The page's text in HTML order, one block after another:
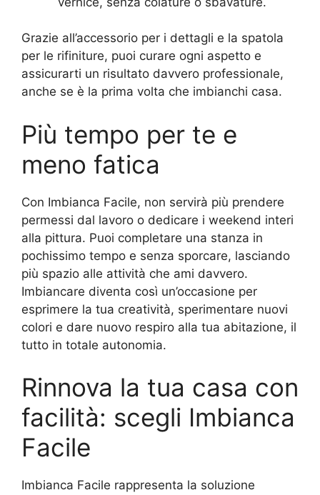
Grazie all’accessorio per i dettagli e la spatola
per le rifiniture, puoi curare ogni aspetto e
assicurarti un risultato davvero professionale,
anche se è la prima volta che imbianchi casa.
Più tempo per te e
meno fatica
Con Imbianca Facile, non servirà più prendere
permessi dal lavoro o dedicare i weekend interi
alla pittura. Puoi completare una stanza in
pochissimo tempo e senza sporcare, lasciando
più spazio alle attività che ami davvero.
Imbiancare diventa così un’occasione per
esprimere la tua creatività, sperimentare nuovi
colori e dare nuovo respiro alla tua abitazione, il
tutto in totale autonomia.
Rinnova la tua casa con
facilità: scegli Imbianca
Facile
Imbianca Facile rappresenta la soluzione